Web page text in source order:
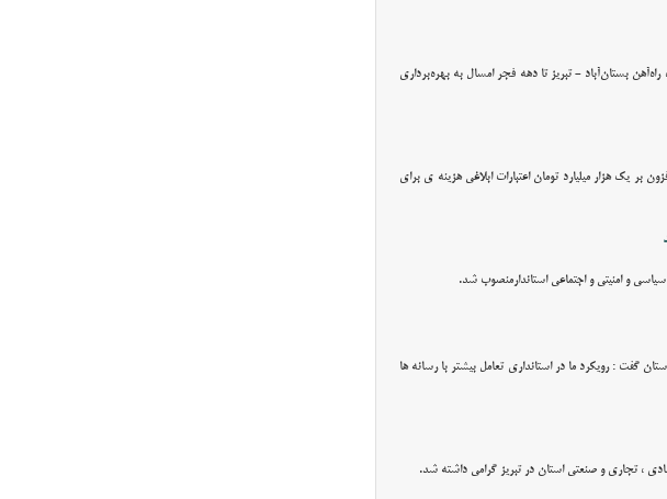
بستان‌آباد - تبریز تا دهه فجر امسال به بهره‌برداری
بر یک هزار میلیارد تومان اعتبارات ابلاغی هزینه ی برای
و امنیتی و اجتماعی استاندارمنصوب شد.
گفت : رویکرد ما در استانداری تعامل بیشتر با رسانه ها
، تجاری و صنعتی استان در تبریز گرامی داشته شد.